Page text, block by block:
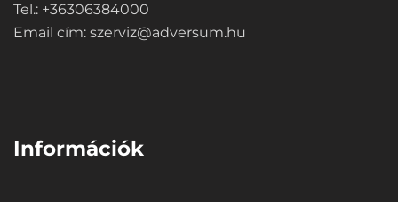
Tel.: +36306384000
Email cím: szerviz@adversum.hu
Információk